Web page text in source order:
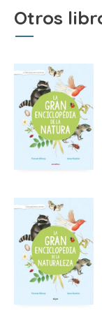
Otros